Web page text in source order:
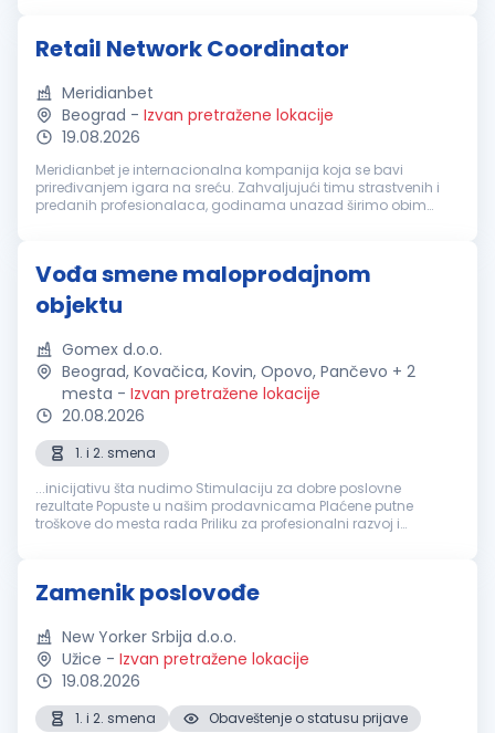
Retail Network Coordinator
Meridianbet
Beograd - Izvan pretražene lokacije
19.08.2026
Meridianbet je internacionalna kompanija koja se bavi
priređivanjem igara na sreću. Zahvaljujući timu strastvenih i
predanih profesionalaca, godinama unazad širimo obim
Vođa smene maloprodajnom
objektu
Gomex d.o.o.
Beograd, Kovačica, Kovin, Opovo, Pančevo + 2
mesta - Izvan pretražene lokacije
20.08.2026
1. i 2. smena
...inicijativu šta nudimo Stimulaciju za dobre poslovne
rezultate Popuste u našim prodavnicama Plaćene putne
troškove do mesta rada Priliku za profesionalni razvoj i
Zamenik poslovođe
New Yorker Srbija d.o.o.
Užice - Izvan pretražene lokacije
19.08.2026
1. i 2. smena Obaveštenje o statusu prijave